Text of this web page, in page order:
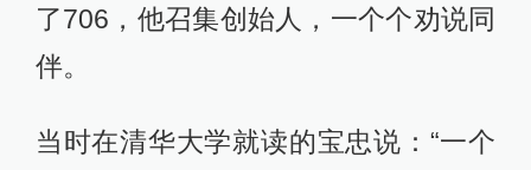
了706，他召集创始人，一个个劝说同
伴。
当时在清华大学就读的宝忠说：“一个